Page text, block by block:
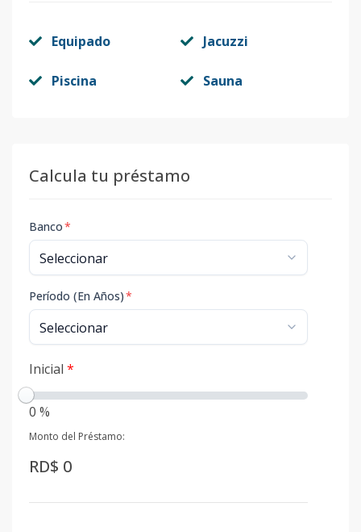
Equipado Jacuzzi
Piscina Sauna
Calcula tu préstamo
Banco*
Período (En Años)*
Inicial *
0 %
Monto del Préstamo:
RD$ 0